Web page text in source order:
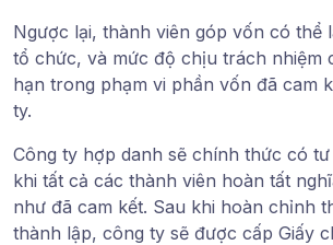
Ngược lại, thành viên góp vốn có thể
tổ chức, và mức độ chịu trách nhiệm
hạn trong phạm vi phần vốn đã cam
ty.
Công ty hợp danh sẽ chính thức có
khi tất cả các thành viên hoàn tất
như đã cam kết. Sau khi hoàn chỉnh
thành lập, công ty sẽ được cấp Giấy